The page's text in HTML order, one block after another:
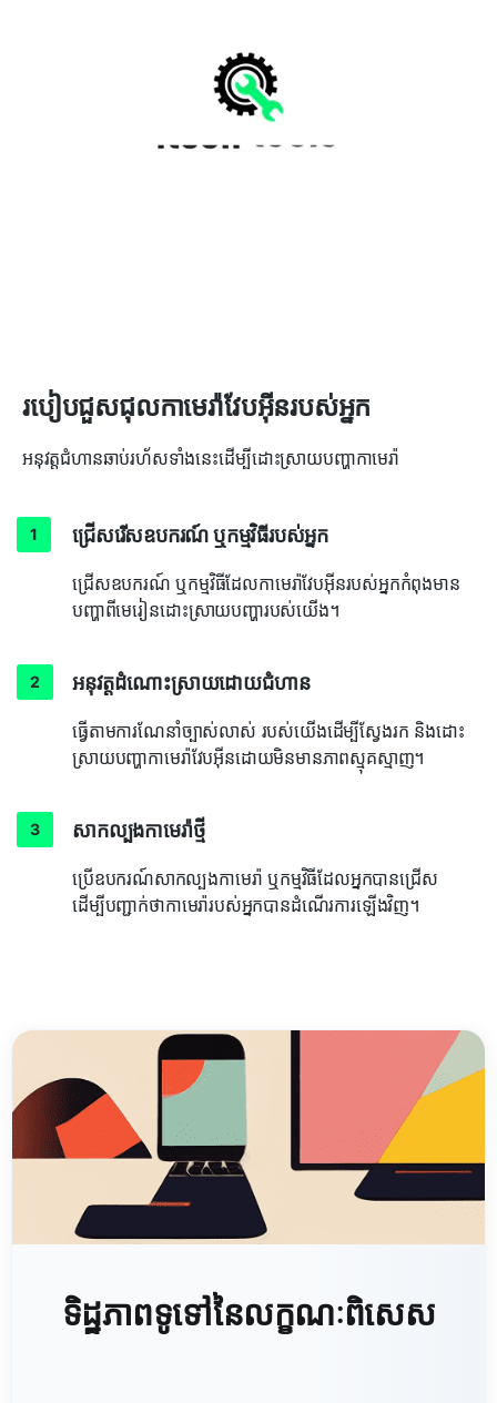
របៀបជួសជុលកាមេរ៉ាវែបអ៊ីនរបស់អ្នក
អនុវត្តជំហានឆាប់រហ័សទាំងនេះដើម្បីដោះស្រាយបញ្ហាកាមេរ៉ា
ជ្រើសរើសឧបករណ៍ ឬកម្មវិធីរបស់អ្នក
ជ្រើសឧបករណ៍ ឬកម្មវិធីដែលកាមេរ៉ាវែបអ៊ីនរបស់អ្នកកំពុងមាន
បញ្ហាពីមេរៀនដោះស្រាយបញ្ហារបស់យើង។
អនុវត្តដំណោះស្រាយដោយជំហាន
ធ្វើតាមការណែនាំច្បាស់លាស់ របស់យើងដើម្បីស្វែងរក និងដោះ
ស្រាយបញ្ហាកាមេរ៉ាវែបអ៊ីនដោយមិនមានភាពស្មុគស្មាញ។
សាកល្បងកាមេរ៉ាថ្មី
ប្រើឧបករណ៍សាកល្បងកាមេរ៉ា ឬកម្មវិធីដែលអ្នកបានជ្រើស
ដើម្បីបញ្ជាក់ថាកាមេរ៉ារបស់អ្នកបានដំណើរការឡើងវិញ។
ទិដ្ឋភាពទូទៅនៃលក្ខណៈពិសេស